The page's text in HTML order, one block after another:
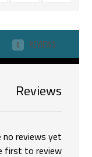
REVIEWS
0
Reviews
no reviews yet.